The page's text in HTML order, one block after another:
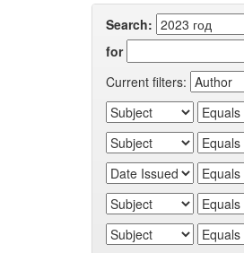
Search:
for
Current filters: